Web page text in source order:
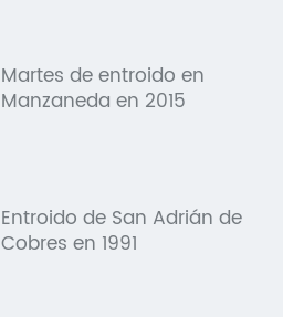
Martes de entroido en
Manzaneda en 2015
Entroido de San Adrián de
Cobres en 1991